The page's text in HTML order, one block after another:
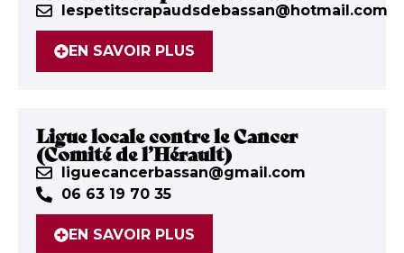
lespetitscrapaudsdebassan@hotmail.com
EN SAVOIR PLUS
Ligue locale contre le Cancer
(Comité de l’Hérault)
liguecancerbassan@gmail.com
06 63 19 70 35
EN SAVOIR PLUS